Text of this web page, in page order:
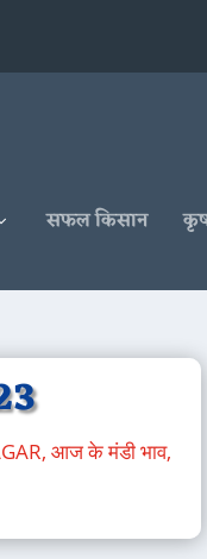
सफल किसान
, आज के मंडी भाव,